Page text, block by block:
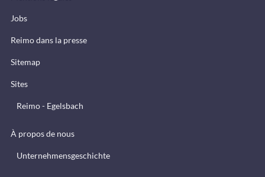
Jobs
Reimo dans la presse
Sitemap
Sites
Reimo - Egelsbach
À propos de nous
Unternehmensgeschichte